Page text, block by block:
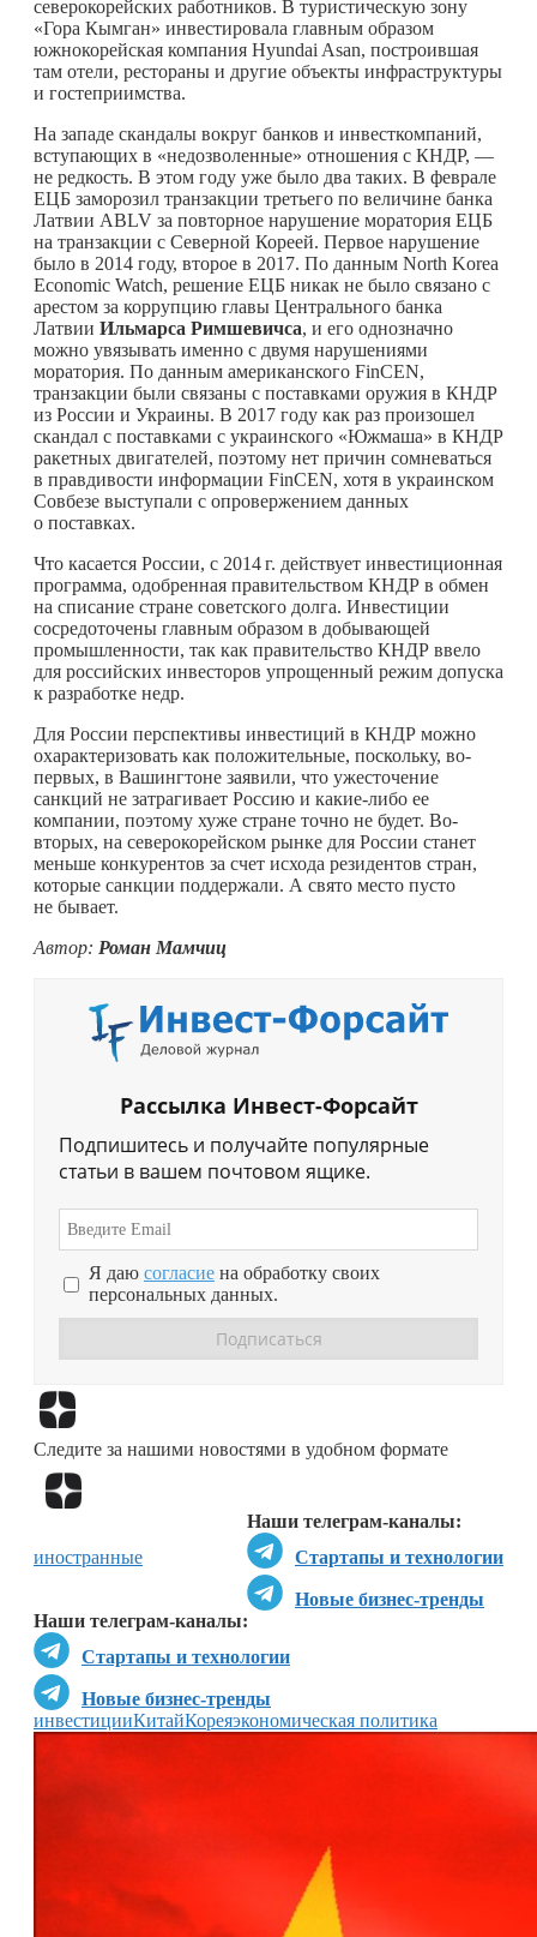
северокорейских работников. В туристическую зону
«Гора Кымган» инвестировала главным образом
южнокорейская компания Hyundai Asan, построившая
там отели, рестораны и другие объекты инфраструктуры
и гостеприимства.
На западе скандалы вокруг банков и инвесткомпаний,
вступающих в «недозволенные» отношения с КНДР, —
не редкость. В этом году уже было два таких. В феврале
ЕЦБ заморозил транзакции третьего по величине банка
Латвии ABLV за повторное нарушение моратория ЕЦБ
на транзакции с Северной Кореей. Первое нарушение
было в 2014 году, второе в 2017. По данным North Korea
Economic Watch, решение ЕЦБ никак не было связано с
арестом за коррупцию главы Центрального банка
Латвии Ильмарса Римшевичса, и его однозначно
можно увязывать именно с двумя нарушениями
моратория. По данным американского FinCEN,
транзакции были связаны с поставками оружия в КНДР
из России и Украины. В 2017 году как раз произошел
скандал с поставками с украинского «Южмаша» в КНДР
ракетных двигателей, поэтому нет причин сомневаться
в правдивости информации FinCEN, хотя в украинском
Совбезе выступали с опровержением данных
о поставках.
Что касается России, с 2014 г. действует инвестиционная
программа, одобренная правительством КНДР в обмен
на списание стране советского долга. Инвестиции
сосредоточены главным образом в добывающей
промышленности, так как правительство КНДР ввело
для российских инвесторов упрощенный режим допуска
к разработке недр.
Для России перспективы инвестиций в КНДР можно
охарактеризовать как положительные, поскольку, во-
первых, в Вашингтоне заявили, что ужесточение
санкций не затрагивает Россию и какие-либо ее
компании, поэтому хуже стране точно не будет. Во-
вторых, на северокорейском рынке для России станет
меньше конкурентов за счет исхода резидентов стран,
которые санкции поддержали. А свято место пусто
не бывает.
Автор: Роман Мамчиц
Рассылка Инвест-Форсайт
Подпишитесь и получайте популярные
статьи в вашем почтовом ящике.
Я даю согласие на обработку своих
персональных данных.
Следите за нашими новостями в удобном формате
Наши телеграм-каналы:
Стартапы и технологии
Новые бизнес-тренды
Наши телеграм-каналы:
Стартапы и технологии
Новые бизнес-тренды
иностранные
инвестицииКитайКореяэкономическая политика